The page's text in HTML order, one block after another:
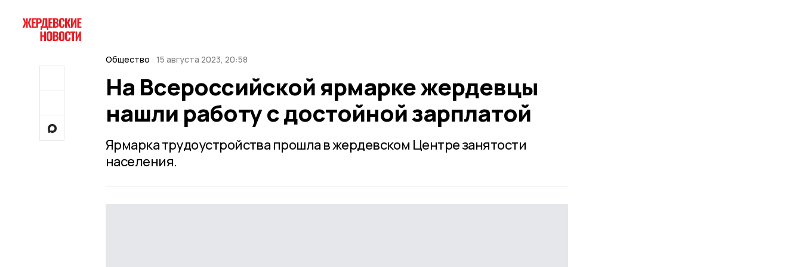
Общество 15 августа 2023, 20:58
На Всероссийской ярмарке жердевцы
нашли работу с достойной зарплатой
Ярмарка трудоустройства прошла в жердевском Центре занятости
населения.